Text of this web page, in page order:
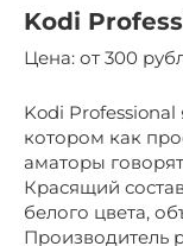
Kodi
Цена: от 300
Kodi Professional
котором как
аматоры
Красящий
белого цвета,
Производитель